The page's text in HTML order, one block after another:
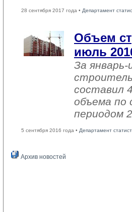
28 сентября 2017 года • Департамент
Объем
июль
За
составил
объема по
периодом
5 сентября 2016 года • Департамент
Архив новостей